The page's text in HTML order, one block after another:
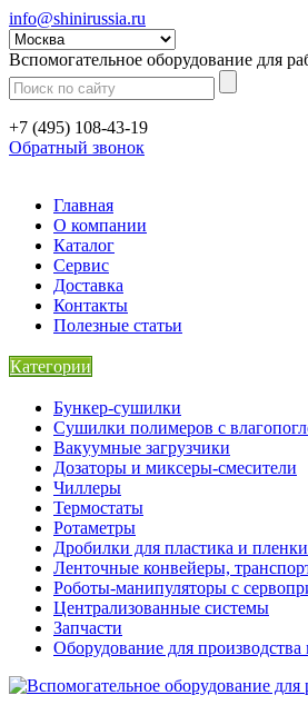
info@shinirussia.ru
Вспомогательное оборудование для
+7 (495) 108-43-19
Обратный звонок
Главная
О компании
Каталог
Сервис
Доставка
Контакты
Полезные статьи
Категории
Бункер-сушилки
Сушилки полимеров с
Вакуумные загрузчики
Дозаторы и миксеры-смесители
Чиллеры
Термостаты
Ротаметры
Дробилки для пластика и
Ленточные конвейеры,
Роботы-манипуляторы с
Централизованные системы
Запчасти
Оборудование для производства